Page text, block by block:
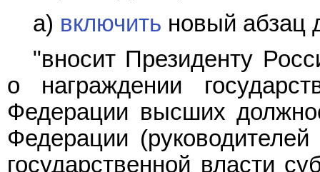
а) включить новый абзац
"вносит Президенту
о награждении
Федерации высших
Федерации
государственной власти